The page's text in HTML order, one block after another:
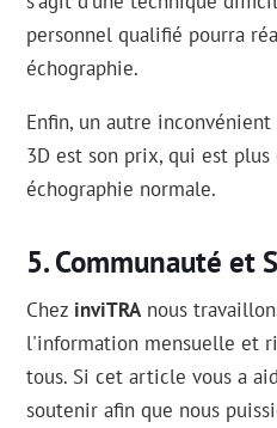
personnel qualifié pourra
échographie.
Enfin, un autre
3D est son prix, qui est
échographie normale.
Communauté et
Chez inviTRA nous
l'information mensuelle et
tous. Si cet article vous a
soutenir afin que nous